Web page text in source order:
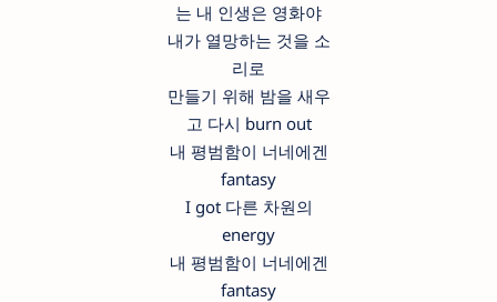
는 내 인생은 영화야
내가 열망하는 것을 소
리로
만들기 위해 밤을 새우
고 다시 burn out
내 평범함이 너네에겐
fantasy
I got 다른 차원의
energy
내 평범함이 너네에겐
fantasy